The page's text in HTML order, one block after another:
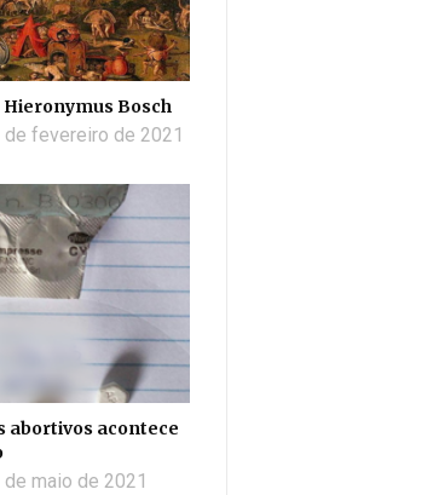
Bosch
de fevereiro de 2021
abortivos acontece
de maio de 2021